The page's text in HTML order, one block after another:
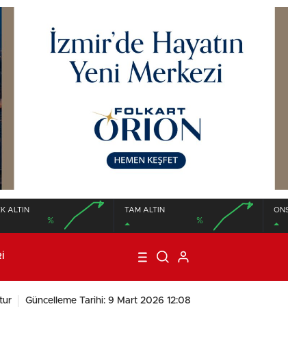
ALTIN
%
TAM ALTIN
%
Güncelleme Tarihi: 9 Mart 2026 12:08